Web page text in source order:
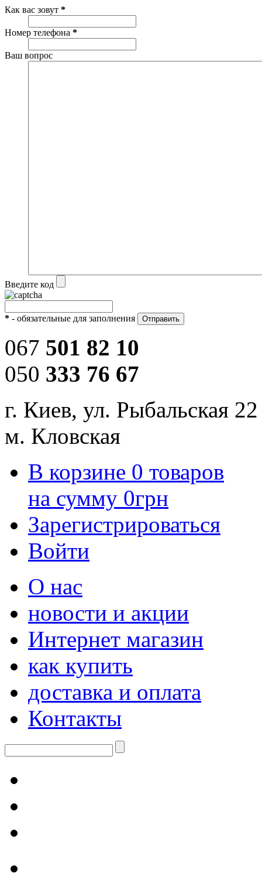
Как вас зовут *
Номер телефона *
Ваш вопрос
Введите код
* - обязательные для заполнения
067 501 82 10
050 333 76 67
г. Киев, ул. Рыбальская 22
м. Кловская
В корзине 0 товаров
на сумму 0грн
Зарегистрироваться
Войти
О нас
новости и акции
Интернет магазин
как купить
доставка и оплата
Контакты